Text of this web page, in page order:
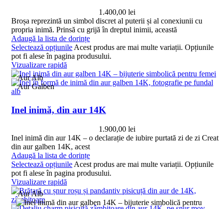
Aur Alb
Aur Galben
1.400,00 lei
Broșa reprezintă un simbol discret al puterii și al conexiunii cu
propria inimă. Prinsă cu grijă în dreptul inimii, această
Adaugă la lista de dorințe
Selectează opțiunile Acest produs are mai multe variații. Opțiunile
pot fi alese în pagina produsului.
Vizualizare rapidă
Aur Alb
Inel inimă, din aur 14K
1.900,00 lei
Inel inimă din aur 14K – o declarație de iubire purtată zi de zi Creat
din aur galben 14K, acest
Adaugă la lista de dorințe
Selectează opțiunile Acest produs are mai multe variații. Opțiunile
pot fi alese în pagina produsului.
Vizualizare rapidă